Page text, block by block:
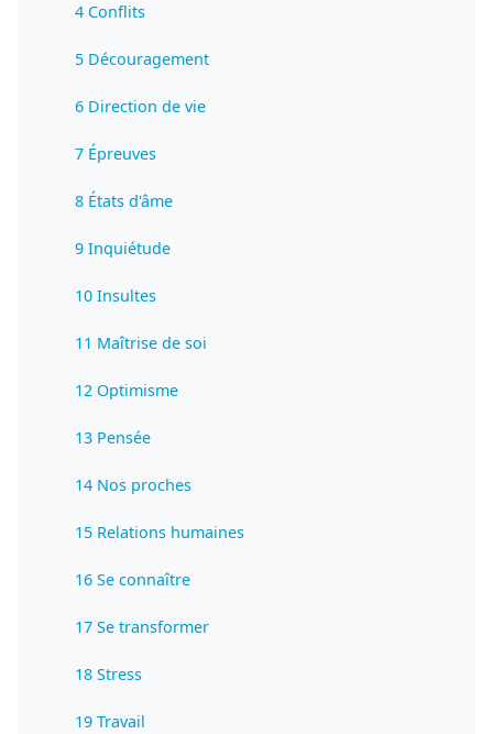
4 Conflits
5 Découragement
6 Direction de vie
7 Épreuves
8 États d'âme
9 Inquiétude
10 Insultes
11 Maîtrise de soi
12 Optimisme
13 Pensée
14 Nos proches
15 Relations humaines
16 Se connaître
17 Se transformer
18 Stress
19 Travail